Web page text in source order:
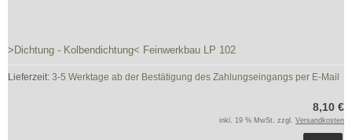
>Dichtung - Kolbendichtung< Feinwerkbau LP 102
Lieferzeit: 3-5 Werktage ab der Bestätigung des Zahlungseingangs per E-Mail
8,10 €
inkl. 19 % MwSt. zzgl. Versandkosten